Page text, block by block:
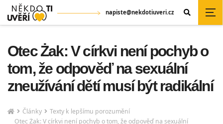
napiste@nekdotiuveri.cz
Otec Żak: V církvi není pochyb o
tom, že odpověď na sexuální
zneužívání dětí musí být radikální
Články
Texty k lepšímu porozumění
Otec Żak: V církvi není pochyb o tom, že odpověď na sexuální